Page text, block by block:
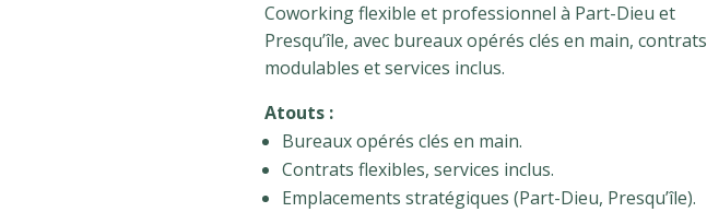
Coworking flexible et professionnel à Part-Dieu et
Presqu’île, avec bureaux opérés clés en main, contrats
modulables et services inclus.
Atouts :
Bureaux opérés clés en main.
Contrats flexibles, services inclus.
Emplacements stratégiques (Part-Dieu, Presqu’île).